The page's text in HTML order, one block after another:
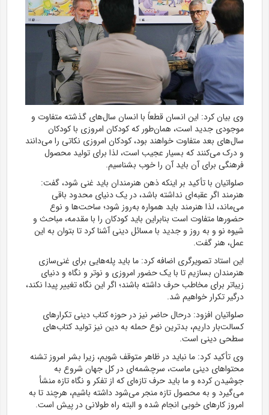
وی بیان کرد: این انسان قطعاً با انسان سال‌های گذشته متفاوت و
موجودی جدید است، همان‌طور که کودکان امروزی با کودکان
سال‌های بعد متفاوت خواهند بود، کودکان امروزی نکاتی را می‌دانند
و درک می‌کنند که بسیار عجیب است، لذا برای تولید محصول
فرهنگی برای آن باید آن را خوب بشناسیم.
صلواتیان با تأکید بر اینکه ذهن هنرمندان باید غنی شود، گفت:
هنرمند اگر عقبه‌ای نداشته باشد، در یک دنیای محدود باقی
می‌ماند، لذا هنرمند باید همواره به‌روز شود؛ ساحت‌ها و نوع
حضور‌ها متفاوت است بنابراین باید کودکان را با مقدمه، مباحث و
شیوه نو و به روز و جدید با مسائل دینی آشنا کرد تا بتوان به این
عمل، هنر گفت.
این استاد تصویرگری اضافه کرد: ما باید پله‌هایی برای غنی‌سازی
هنرمندان بسازیم تا با یک حضور امروزی و نوتر و نگاه و دنیای
زیباتر برای مخاطب حرف داشته باشند؛ اگر این نگاه تغییر پیدا نکند،
درگیر تکرار خواهیم شد.
صلواتیان افزود: درحال حاضر نیز در حوزه کتاب دینی تکرار‌های
کسالت‌بار داریم، بدترین نوع حمله به دین نیز تولید کتاب‌های
سطحی دینی است.
وی تأکید کرد: ما نباید در ظاهر متوقف شویم، زیرا بشر امروز تشنه
محتوا‌های دینی ماست، سرچشمه‌ای در کل جهان شروع به
جوشیدن کرده و ما باید حرف تازه‌ای که از تفکر و نگاه تازه منشأ
می‌گیرد و به محصول تازه منجر می‌شود داشته باشیم، هرچند تا به
امروز کار‌های خوبی انجام شده و البته راه طولانی در پیش است.